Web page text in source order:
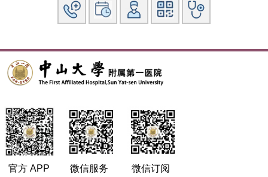
官方 APP 微信服务 微信订阅